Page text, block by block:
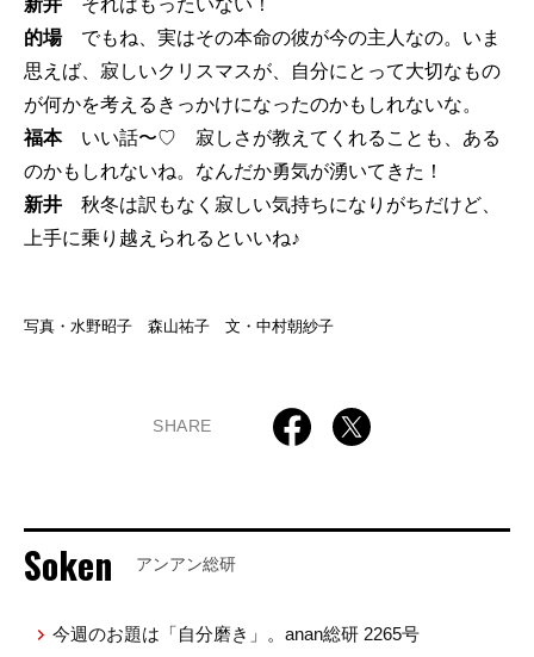
的場でもね、実はその本命の彼が今の主人なの。いま
思えば、寂しいクリスマスが、自分にとって大切なもの
が何かを考えるきっかけになったのかもしれないな。
福本いい話〜♡ 寂しさが教えてくれることも、ある
のかもしれないね。なんだか勇気が湧いてきた！
新井 秋冬は訳もなく寂しい気持ちになりがちだけど、
上手に乗り越えられるといいね♪
写真・水野昭子 森山祐子 文・中村朝紗子
SHARE
Soken アンアン総研
今週のお題は「自分磨き」。anan総研 2265号